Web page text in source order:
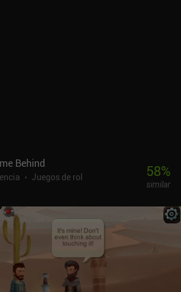
escapar fácilmente cuando me atacaban
Si no tenemos suficientes monedas,
y cargar una partida guardada antigua.
mediante anuncios forzados, que
único iAP de 3,99 $. Si te gustan
RPG medievales, este juego ofrece un
al género.
Behind
Juegos de rol
58%
similar